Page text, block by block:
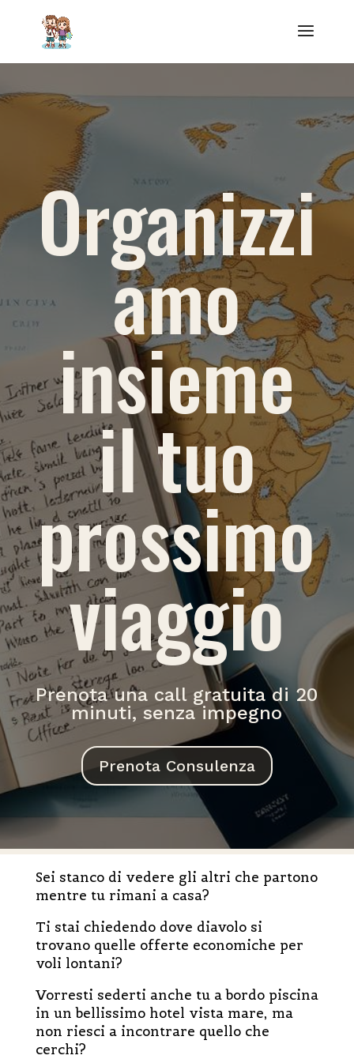
Organizzi
amo
insieme
il tuo
prossimo
viaggio
Prenota una call gratuita di 20
minuti, senza impegno
Prenota Consulenza
Sei stanco di vedere gli altri che partono
mentre tu rimani a casa?
Ti stai chiedendo dove diavolo si
trovano quelle offerte economiche per
voli lontani?
Vorresti sederti anche tu a bordo piscina
in un bellissimo hotel vista mare, ma
non riesci a incontrare quello che
cerchi?